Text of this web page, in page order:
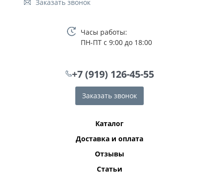
Заказать звонок
Часы работы:
ПН-ПТ с 9:00 до 18:00
+7 (919) 126-45-55
Заказать звонок
Каталог
Доставка и оплата
Отзывы
Статьи